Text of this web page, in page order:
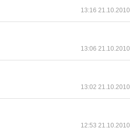
13:16 21.10.2010
13:06 21.10.2010
13:02 21.10.2010
12:53 21.10.2010